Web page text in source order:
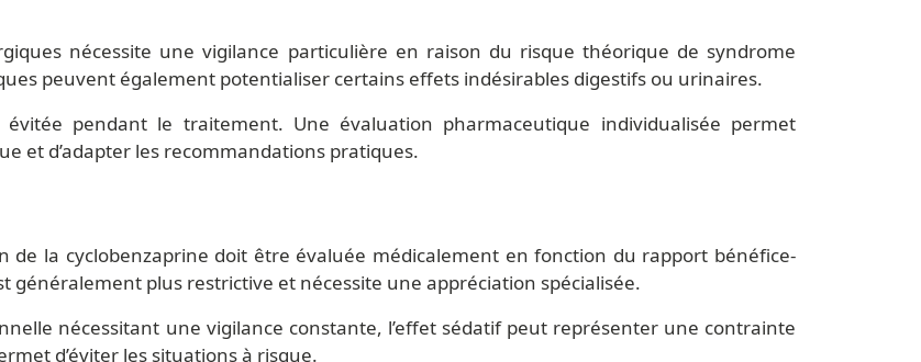
nécessite une vigilance particulière en raison du risque théorique de syndrome
peuvent également potentialiser certains effets indésirables digestifs ou urinaires.
pendant le traitement. Une évaluation pharmaceutique individualisée permet
et d’adapter les recommandations pratiques.
de la cyclobenzaprine doit être évaluée médicalement en fonction du rapport bénéfice-
généralement plus restrictive et nécessite une appréciation spécialisée.
nécessitant une vigilance constante, l’effet sédatif peut représenter une contrainte
d’éviter les situations à risque.